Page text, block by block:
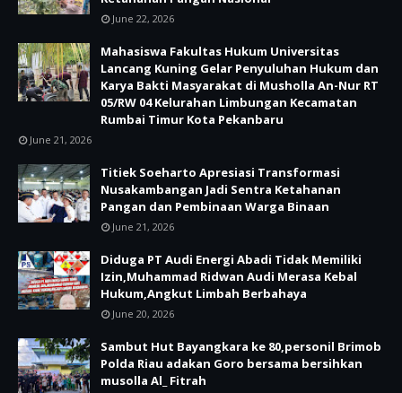
June 22, 2026
Mahasiswa Fakultas Hukum Universitas
Lancang Kuning Gelar Penyuluhan Hukum dan
Karya Bakti Masyarakat di Musholla An-Nur RT
05/RW 04 Kelurahan Limbungan Kecamatan
Rumbai Timur Kota Pekanbaru
June 21, 2026
Titiek Soeharto Apresiasi Transformasi
Nusakambangan Jadi Sentra Ketahanan
Pangan dan Pembinaan Warga Binaan
June 21, 2026
Diduga PT Audi Energi Abadi Tidak Memiliki
Izin,Muhammad Ridwan Audi Merasa Kebal
Hukum,Angkut Limbah Berbahaya
June 20, 2026
Sambut Hut Bayangkara ke 80,personil Brimob
Polda Riau adakan Goro bersama bersihkan
musolla Al_ Fitrah